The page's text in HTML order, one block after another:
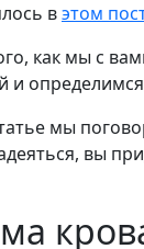
вэтом
как мы с
и
мы
вы